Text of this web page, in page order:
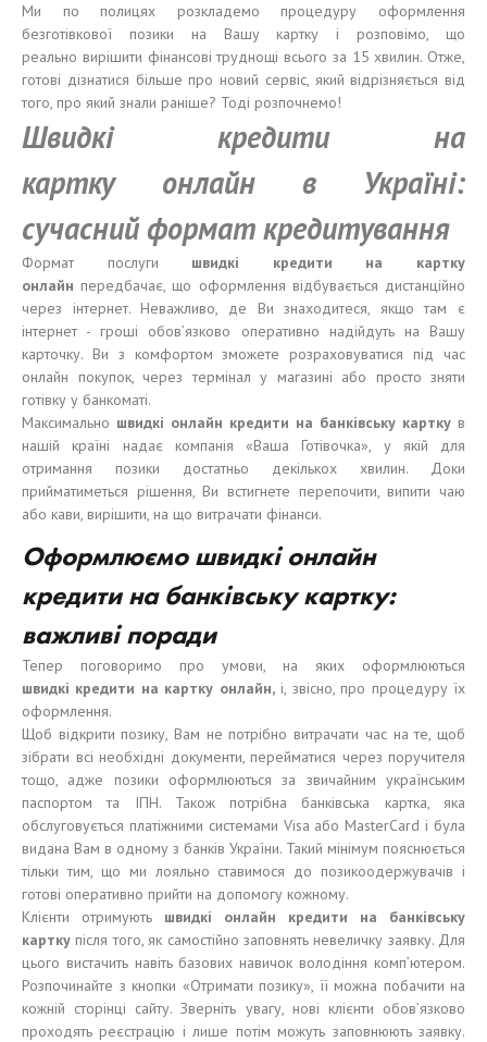
Ми по полицях розкладемо процедуру оформлення
безготівкової позики на Вашу картку і розповімо, що
реально вирішити фінансові труднощі всього за 15 хвилин. Отже,
готові дізнатися більше про новий сервіс, який відрізняється від
того, про який знали раніше? Тоді розпочнемо!
Швидкі кредити на
карткуонлайн в Україні:
сучасний формат кредитування
Формат послуги швидкі кредити на картку
онлайн передбачає, що оформлення відбувається дистанційно
через інтернет. Неважливо, де Ви знаходитеся, якщо там є
інтернет - гроші обов’язково оперативно надійдуть на Вашу
карточку. Ви з комфортом зможете розраховуватися під час
онлайн покупок, через термінал у магазині або просто зняти
готівку у банкоматі.
Максимально швидкі онлайн кредити на банківську картку в
нашій країні надає компанія «Ваша Готівочка», у якій для
отримання позики достатньо декількох хвилин. Доки
прийматиметься рішення, Ви встигнете перепочити, випити чаю
або кави, вирішити, на що витрачати фінанси.
Оформлюємо швидкі онлайн
кредити на банківську картку:
важливі поради
Тепер поговоримо про умови, на яких оформлюються
швидкі кредити на картку онлайн,і, звісно, про процедуру їх
оформлення.
Щоб відкрити позику, Вам не потрібно витрачати час на те, щоб
зібрати всі необхідні документи, перейматися через поручителя
тощо, адже позики оформлюються за звичайним українським
паспортом та ІПН. Також потрібна банківська картка, яка
обслуговується платіжними системами Visa або MasterCard і була
видана Вам в одному з банків України. Такий мінімум пояснюється
тільки тим, що ми лояльно ставимося до позикоодержувачів і
готові оперативно прийти на допомогу кожному.
Клієнти отримують швидкі онлайн кредити на банківську
картку після того, як самостійно заповнять невеличку заявку. Для
цього вистачить навіть базових навичок володіння комп’ютером.
Розпочинайте з кнопки «Отримати позику», її можна побачити на
кожній сторінці сайту. Зверніть увагу, нові клієнти обов’язково
проходять реєстрацію і лише потім можуть заповнюють заявку.